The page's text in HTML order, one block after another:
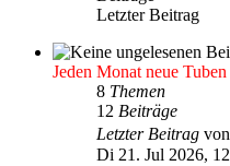
Letzter Beitrag
Jeden Monat neue Tuben
8 Themen
12 Beiträge
Letzter Beitrag von
Di 21. Jul 2026,